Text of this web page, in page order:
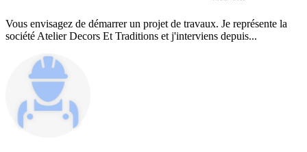
Vous envisagez de démarrer un projet de travaux. Je représente la
société Atelier Decors Et Traditions et j'interviens depuis...